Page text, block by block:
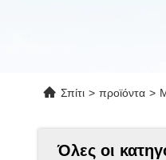
Σπίτι > προϊόντα >
Όλες οι